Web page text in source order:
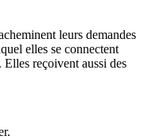
leurs demandes
elles se connectent
reçoivent aussi des